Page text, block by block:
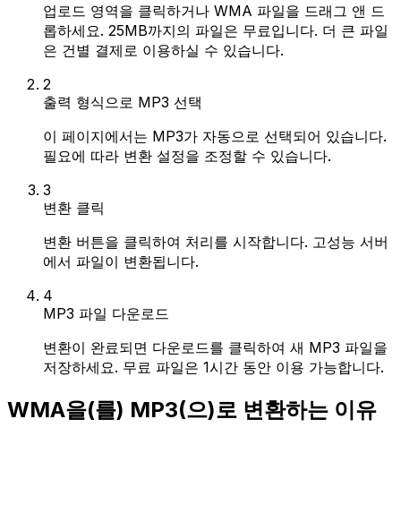
업로드 영역을 클릭하거나 WMA 파일을 드래그 앤 드
롭하세요. 25MB까지의 파일은 무료입니다. 더 큰 파일
은 건별 결제로 이용하실 수 있습니다.
2
출력 형식으로 MP3 선택
이 페이지에서는 MP3가 자동으로 선택되어 있습니다.
필요에 따라 변환 설정을 조정할 수 있습니다.
3
변환 클릭
변환 버튼을 클릭하여 처리를 시작합니다. 고성능 서버
에서 파일이 변환됩니다.
4
MP3 파일 다운로드
변환이 완료되면 다운로드를 클릭하여 새 MP3 파일을
저장하세요. 무료 파일은 1시간 동안 이용 가능합니다.
WMA을(를) MP3(으)로 변환하는 이유